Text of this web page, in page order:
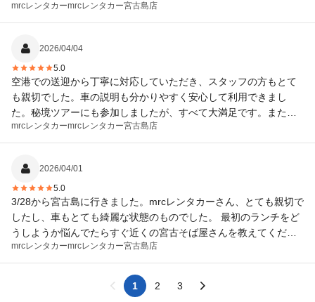
けでした。 到着して車に乗り込んだ際にダッシュボードにメッセ
ージカードがありとても嬉しかったです。 荷物の載せ替えもして
mrcレンタカーmrcレンタカー宮古島店
2026/04/04
5.0
空港での送迎から丁寧に対応していただき、スタッフの方もとて
も親切でした。車の説明も分かりやすく安心して利用できまし
た。秘境ツアーにも参加しましたが、すべて大満足です。また次
行く事がありましたらお願いしたいです。
mrcレンタカーmrcレンタカー宮古島店
2026/04/01
5.0
3/28から宮古島に行きました。mrcレンタカーさん、とても親切で
したし、車もとても綺麗な状態のものでした。 最初のランチをど
うしようか悩んでたらすぐ近くの宮古そば屋さんを教えてくださ
り、これがすごく美味しかったです！ あまりにも美味しくて2回
行きました笑 最後にわたしが忘れ物をしてしまってわざわざ空港
まで届けにきて下さいました！本当に申し訳ありませんでした！
次はレンタカーだけじゃなくてツアーも参加したいです！ 宮古島
mrcレンタカーmrcレンタカー宮古島店
1 2 3